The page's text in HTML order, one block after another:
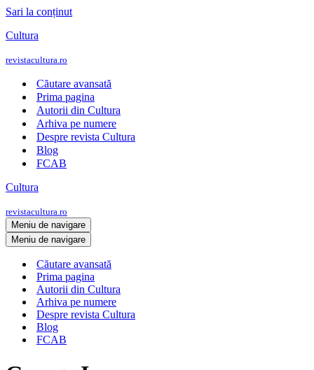
Sari la conținut
Cultura
revistacultura.ro
Căutare avansată
Prima pagina
Autorii din Cultura
Arhiva pe numere
Despre revista Cultura
Blog
FCAB
Cultura
revistacultura.ro
Meniu de navigare
Meniu de navigare
Căutare avansată
Prima pagina
Autorii din Cultura
Arhiva pe numere
Despre revista Cultura
Blog
FCAB